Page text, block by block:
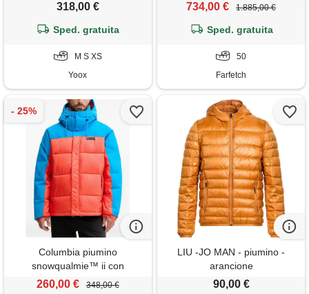
318,00 €
Sped. gratuita
M S XS
Yoox
734,00 € 1.885,00 €
Sped. gratuita
50
Farfetch
Columbia piumino
snowqualmie™ ii con
cappuccio - arancione
260,00 € 348,00 €
LIU -JO MAN - piumino -
arancione
90,00 €